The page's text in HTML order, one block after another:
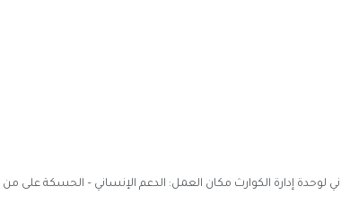
إدارة الكوارث مكان العمل: الدعم الإنساني – الحسكة على من